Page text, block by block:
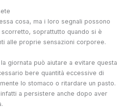
cosa, ma i loro segnali possono
soprattutto quando si è
alle proprie sensazioni corporee.
giornata può aiutare a evitare questa
bere quantità eccessive di
lo stomaco o ritardare un pasto.
a persistere anche dopo aver